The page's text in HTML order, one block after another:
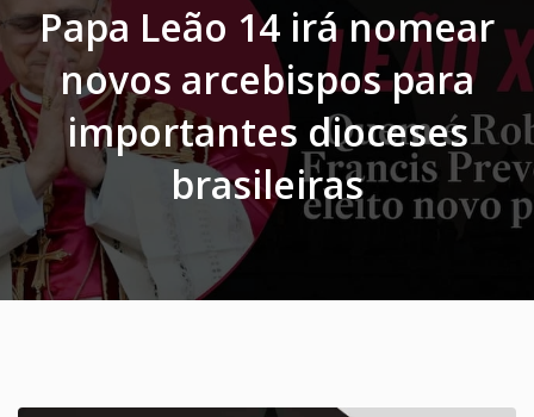
Papa Leão 14 irá nomear
novos arcebispos para
importantes dioceses
brasileiras